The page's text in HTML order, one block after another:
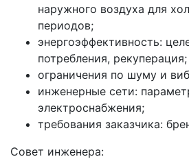
наружного воздуха для
периодов;
энергоэффективность:
потребления, рекуперация;
ограничения по шуму и
инженерные сети:
электроснабжения;
требования заказчика:
Совет инженера: